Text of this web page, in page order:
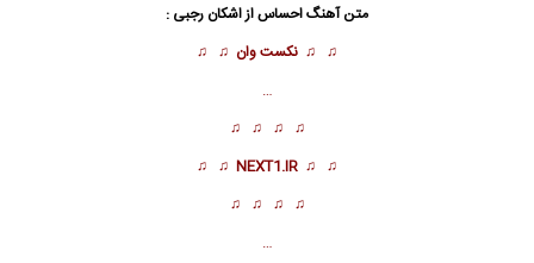
متن آهنگ احساس ازاشکان رجبی :
♫ ♫ نکست وان ♫ ♫
…
♫ ♫ ♫ ♫
♫ ♫
NEXT1.IR
♫ ♫
♫ ♫ ♫ ♫
…